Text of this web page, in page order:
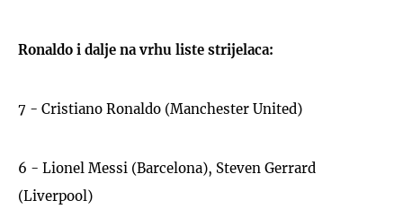
Ronaldo i dalje na vrhu liste strijelaca:
7 - Cristiano Ronaldo (Manchester United)
6 - Lionel Messi (Barcelona), Steven Gerrard
(Liverpool)